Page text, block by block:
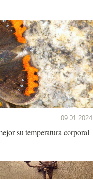
09.01.2024
su temperatura corporal